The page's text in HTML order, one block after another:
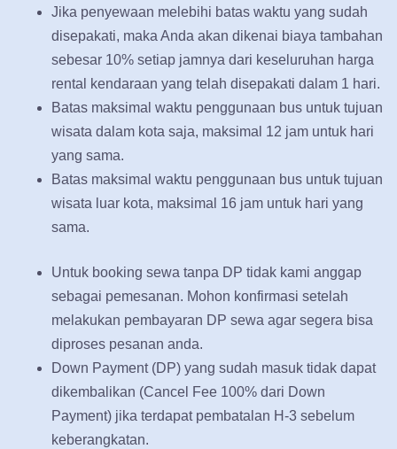
Jika penyewaan melebihi batas waktu yang sudah
disepakati, maka Anda akan dikenai biaya tambahan
sebesar 10% setiap jamnya dari keseluruhan harga
rental kendaraan yang telah disepakati dalam 1 hari.
Batas maksimal waktu penggunaan bus untuk tujuan
wisata dalam kota saja, maksimal 12 jam untuk hari
yang sama.
Batas maksimal waktu penggunaan bus untuk tujuan
wisata luar kota, maksimal 16 jam untuk hari yang
sama.
Untuk booking sewa tanpa DP tidak kami anggap
sebagai pemesanan. Mohon konfirmasi setelah
melakukan pembayaran DP sewa agar segera bisa
diproses pesanan anda.
Down Payment (DP) yang sudah masuk tidak dapat
dikembalikan (Cancel Fee 100% dari Down
Payment) jika terdapat pembatalan H-3 sebelum
keberangkatan.